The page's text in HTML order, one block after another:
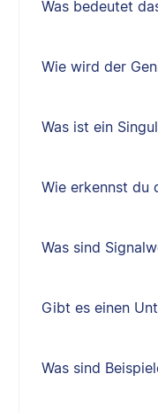
Was bedeutet
Wie wird der
Was ist ein
Wie erkennst du
Was sind
Gibt es einen
Was sind